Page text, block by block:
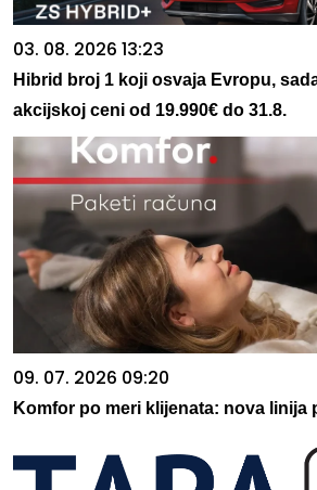
03. 08. 2026 13:23
Hibrid broj 1 koji osvaja Evropu,
akcijskoj ceni od 19.990€ do 31.8.
09. 07. 2026 09:20
Komfor po meri klijenata: nova linija